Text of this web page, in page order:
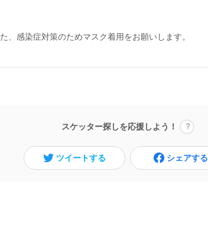
、感染症対策のためマスク着用をお願いします。
スケッター探しを応援しよう！
ツイートする シェアする